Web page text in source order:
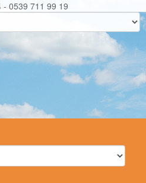
0539 711 99 19